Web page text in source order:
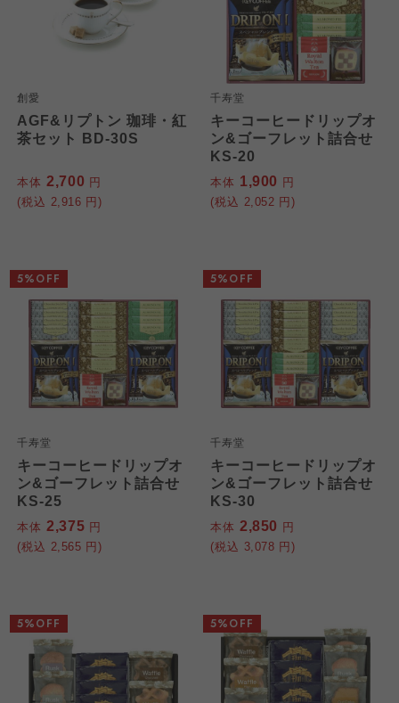
創愛
AGF&リプトン 珈琲・紅
茶セット BD-30S
本体 2,700 円
(税込 2,916 円)
千寿堂
キーコーヒードリップオ
ン&ゴーフレット詰合せ
KS-20
本体 1,900 円
(税込 2,052 円)
千寿堂
キーコーヒードリップオ
ン&ゴーフレット詰合せ
KS-25
本体 2,375 円
(税込 2,565 円)
5%OFF
千寿堂
キーコーヒードリップオ
ン&ゴーフレット詰合せ
KS-30
本体 2,850 円
(税込 3,078 円)
5%OFF
5%OFF 5%OFF